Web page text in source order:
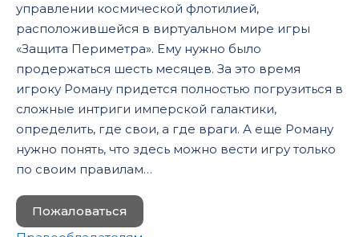
управлении космической флотилией,
расположившейся в виртуальном мире игры
«Защита Периметра». Ему нужно было
продержаться шесть месяцев. За это время
игроку Роману придется полностью погрузиться в
сложные интриги имперской галактики,
определить, где свои, а где враги. А еще Роману
нужно понять, что здесь можно вести игру только
по своим правилам…
Пожаловаться